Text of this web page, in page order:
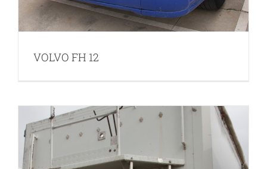
VOLVO FH 12